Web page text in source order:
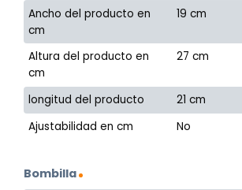
Ancho del producto en
cm
19 cm
Altura del producto en
cm
27 cm
longitud del producto
21 cm
Ajustabilidad en cm
No
Bombilla